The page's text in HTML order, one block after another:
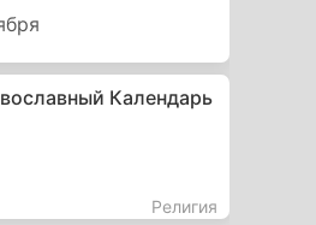
Календарь
Религия